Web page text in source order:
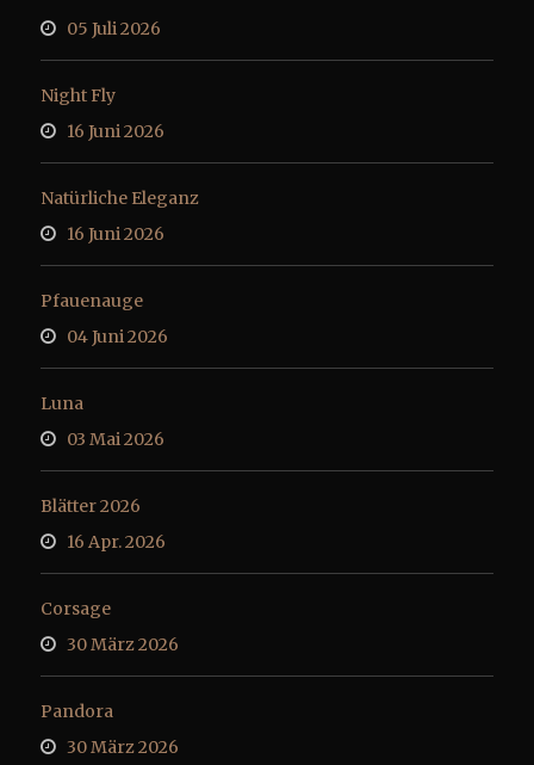
05 Juli 2026
Night Fly
16 Juni 2026
Natürliche Eleganz
16 Juni 2026
Pfauenauge
04 Juni 2026
Luna
03 Mai 2026
Blätter 2026
16 Apr. 2026
Corsage
30 März 2026
Pandora
30 März 2026